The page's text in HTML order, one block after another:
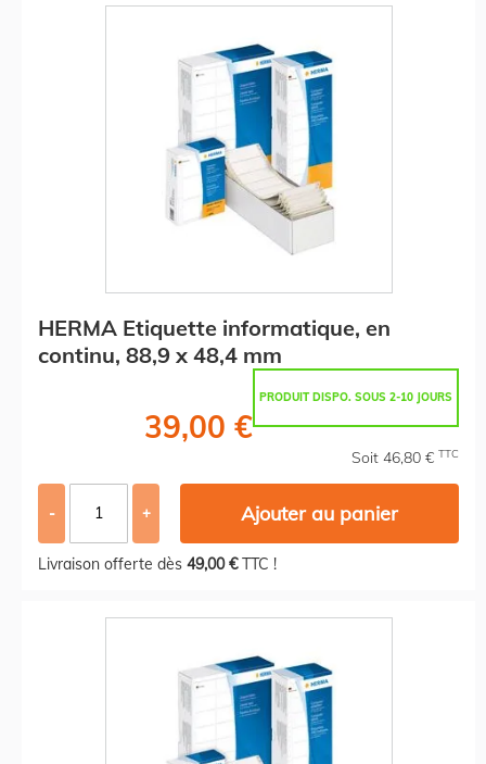
HERMA Etiquette informatique, en
continu, 88,9 x 48,4 mm
PRODUIT DISPO. SOUS 2-10 JOURS
39,00 €
Soit 46,80 € TTC
- + Ajouter au panier
Livraison offerte dès 49,00 €TTC !